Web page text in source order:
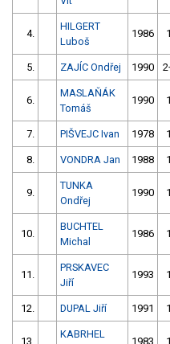
4.
HILGERT
Luboš
1986 1
5. ZAJÍC Ondřej 1990
6.
MASLAŇÁK
Tomáš
1990 1
7. PIŠVEJC Ivan 1978 1
8. VONDRA Jan 1988 1
9.
TUNKA
Ondřej
1990 1
10.
BUCHTEL
Michal
1986 1
11.
PRSKAVEC
Jiří
1993 1
12. DUPAL Jiří 1991 1
13.
KABRHEL
1983 1